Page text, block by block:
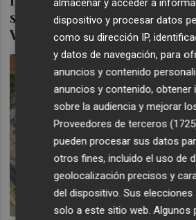
su sobrino se enfrentan en
Villarreal
dispositivo y procesar datos
como su dirección IP,
y datos de navegación, para
anuncios y contenido
anuncios y contenido, obtener
sobre la audiencia y mejorar
Proveedores de terceros
pueden procesar sus datos
otros fines, incluido el uso de
geolocalización precisos y
del dispositivo. Sus elecciones
solo a este sitio web. Algunos